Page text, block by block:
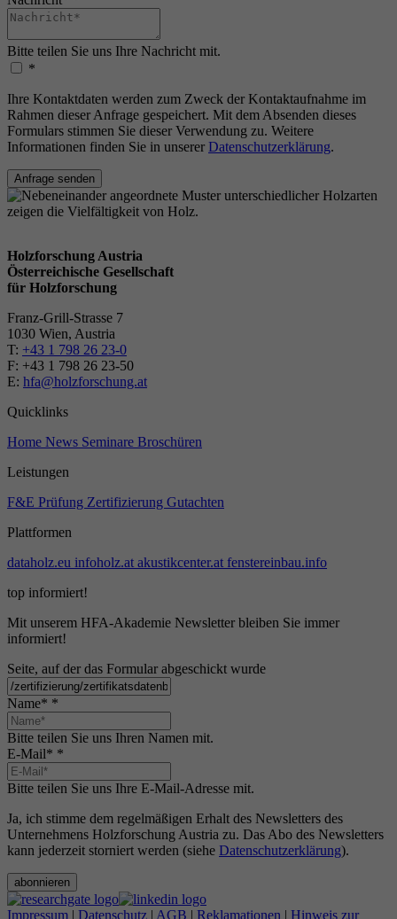
Bitte teilen Sie uns Ihre Nachricht mit.
*
Ihre Kontaktdaten werden zum Zweck der Kontaktaufnahme im
Rahmen dieser Anfrage gespeichert. Mit dem Absenden dieses
Formulars stimmen Sie dieser Verwendung zu. Weitere
Informationen finden Sie in unserer Datenschutzerklärung.
Anfrage senden
Holzforschung Austria
Österreichische Gesellschaft
für Holzforschung
Franz-Grill-Strasse 7
1030 Wien, Austria
T: +43 1 798 26 23-0
​​F: +43 1 798 26 23-50
E: hfa@holzforschung.at
Quicklinks
Home News Seminare Broschüren
Leistungen
F&E Prüfung Zertifizierung Gutachten
Plattformen
dataholz.eu infoholz.at akustikcenter.at fenstereinbau.info
top informiert!
Mit unserem HFA-Akademie Newsletter bleiben Sie immer
informiert!
Seite, auf der das Formular abgeschickt wurde
Name* *
Bitte teilen Sie uns Ihren Namen mit.
E-Mail* *
Bitte teilen Sie uns Ihre E-Mail-Adresse mit.
Ja, ich stimme dem regelmäßigen Erhalt des Newsletters des
Unternehmens Holzforschung Austria zu. Das Abo des Newsletters
kann jederzeit storniert werden (siehe Datenschutzerklärung).
abonnieren
Impressum | Datenschutz | AGB | Reklamationen | Hinweis zur